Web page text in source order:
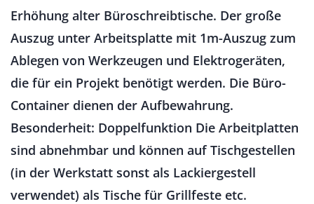
Erhöhung alter Büroschreibtische. Der große
Auszug unter Arbeitsplatte mit 1m-Auszug zum
Ablegen von Werkzeugen und Elektrogeräten,
die für ein Projekt benötigt werden. Die Büro-
Container dienen der Aufbewahrung.
Besonderheit: Doppelfunktion Die Arbeitplatten
sind abnehmbar und können auf Tischgestellen
(in der Werkstatt sonst als Lackiergestell
verwendet) als Tische für Grillfeste etc.